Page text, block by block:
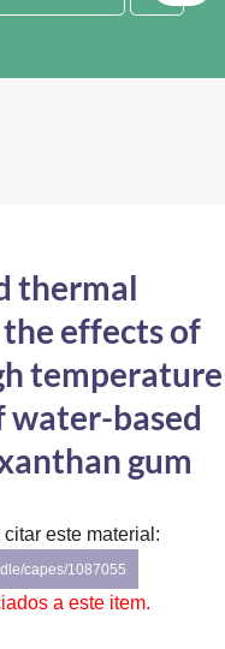
thermal
effects of
temperature
water-based
gum
este material:
capes/1087055
a este item.